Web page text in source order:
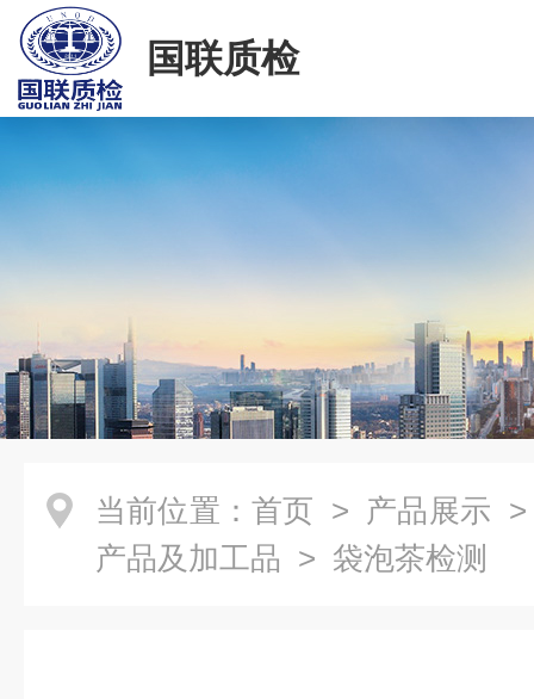
国联质检
当前位置： 首页 > 产品展示
产品及加工品 > 袋泡茶检测